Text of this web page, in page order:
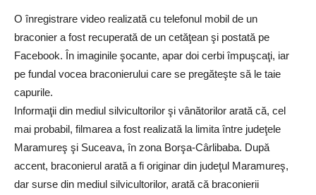
O înregistrare video realizată cu telefonul mobil de un
braconier a fost recuperată de un cetăţean şi postată pe
Facebook. În imaginile şocante, apar doi cerbi împuşcaţi, iar
pe fundal vocea braconierului care se pregăteşte să le taie
capurile.
Informaţii din mediul silvicultorilor şi vânătorilor arată că, cel
mai probabil, filmarea a fost realizată la limita între judeţele
Maramureş şi Suceava, în zona Borşa-Cârlibaba. După
accent, braconierul arată a fi originar din judeţul Maramureş,
dar surse din mediul silvicultorilor, arată că braconierii